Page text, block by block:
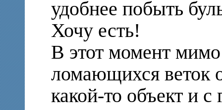
удобнее побыть
Хочу есть!
В этот момент
ломающихся веток
какой-то объект и с